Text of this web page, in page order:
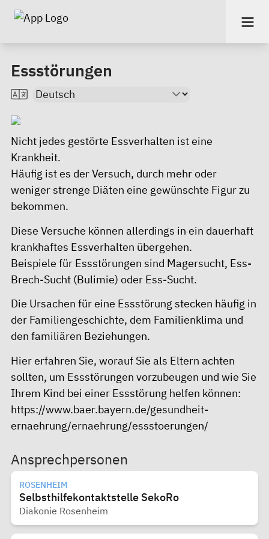
Essstörungen
Nicht jedes gestörte Essverhalten ist eine
Krankheit.
Häufig ist es der Versuch, durch mehr oder
weniger strenge Diäten eine gewünschte Figur zu
bekommen.
Diese Versuche können allerdings in ein dauerhaft
krankhaftes Essverhalten übergehen.
Beispiele für Essstörungen sind Magersucht, Ess-
Brech-Sucht (Bulimie) oder Ess-Sucht.
Die Ursachen für eine Essstörung stecken häufig in
der Familiengeschichte, dem Familienklima und
den familiären Beziehungen.
Hier erfahren Sie, worauf Sie als Eltern achten
sollten, um Essstörungen vorzubeugen und wie Sie
Ihrem Kind bei einer Essstörung helfen können:
https://www.baer.bayern.de/gesundheit-
ernaehrung/ernaehrung/essstoerungen/
Ansprechpersonen
ROSENHEIM
Selbsthilfekontaktstelle SekoRo
Diakonie Rosenheim